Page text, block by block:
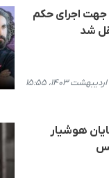
جهت اجرای حکم
شد
هوشیار